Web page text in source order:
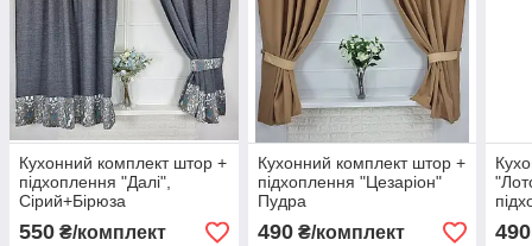
Кухонний комплект штор +
підхоплення "Далі",
Сірий+Бірюза
550 ₴/комплект
Кухонний комплект штор +
підхоплення "Цезаріон"
Пудра
490₴/комплект 490